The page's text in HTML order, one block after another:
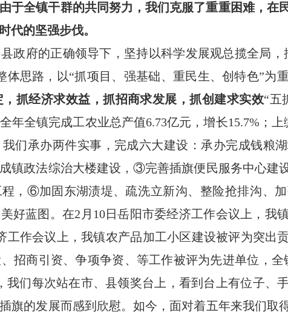
于全镇干群的共同努力，我们克服了重重困难，在
代的坚强步伐。
政府的正确领导下，坚持以科学发展观总揽全局，
体思路，以“抓项目、强基础、重民生、创特色”为
抓经济求效益，抓招商求发展，抓创建求实效“五
全年全镇完成工农业总产值6.73亿元，增长15.7%；
我们承办两件实事，完成六大建设：承办完成钱粮
镇政法综治大楼建设，③完善插旗便民服务中心建
程，⑥加固东湖渍堤、 疏洗立新沟、整险抢排沟、
好蓝图。在2月10日岳阳市委经济工作会议上，我
工作会议上，我镇农产品加工小区建设被评为突出
招商引资、争项争资、 等工作被评为先进单位，
我们每次站在市、县领奖台上，看到台上有位子、
旗的发展而感到欣慰。如今，面对着五年来我们取